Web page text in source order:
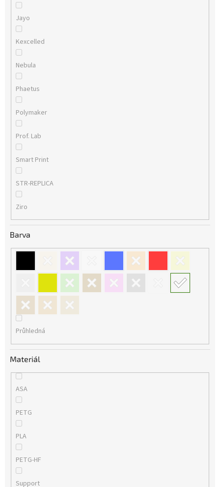
Jayo
Kexcelled
Nebula
Phaetus
Polymaker
Prof. Lab
Smart Print
STR-REPLICA
Ziro
Barva
Průhledná
Materiál
ASA
PETG
PLA
PETG-HF
Support